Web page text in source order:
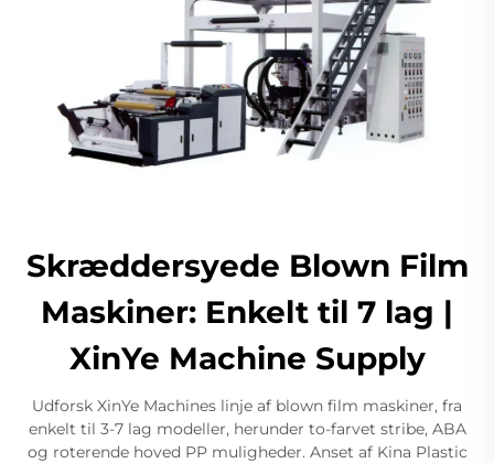
Skræddersyede Blown Film
Maskiner: Enkelt til 7 lag |
XinYe Machine Supply
Udforsk XinYe Machines linje af blown film maskiner, fra
enkelt til 3-7 lag modeller, herunder to-farvet stribe, ABA
og roterende hoved PP muligheder. Anset af Kina Plastic